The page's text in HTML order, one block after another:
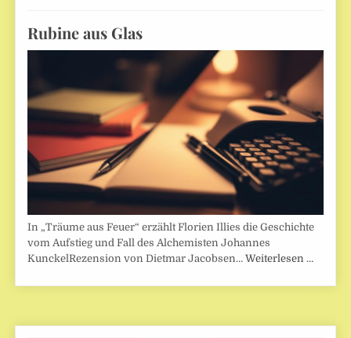
Rubine aus Glas
In „Träume aus Feuer“ erzählt Florien Illies die Geschichte
vom Aufstieg und Fall des Alchemisten Johannes
KunckelRezension von Dietmar Jacobsen…Weiterlesen …